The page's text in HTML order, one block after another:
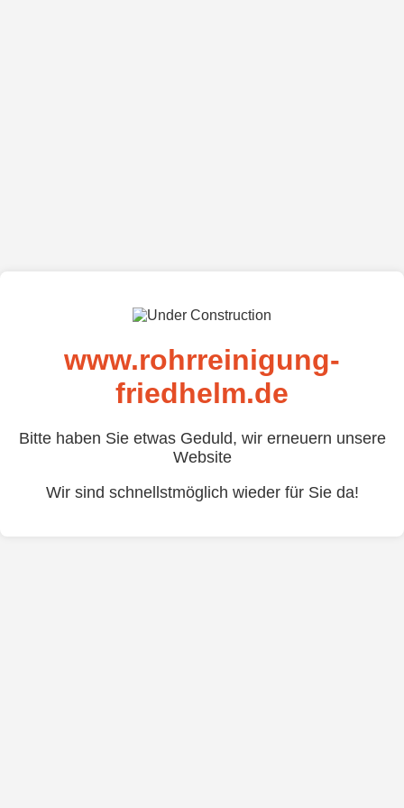
www.rohrreinigung-
friedhelm.de
Bitte haben Sie etwas Geduld, wir erneuern unsere
Website
Wir sind schnellstmöglich wieder für Sie da!